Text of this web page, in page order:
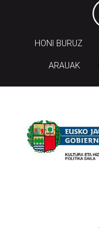
HONI BURUZ
ARAUAK